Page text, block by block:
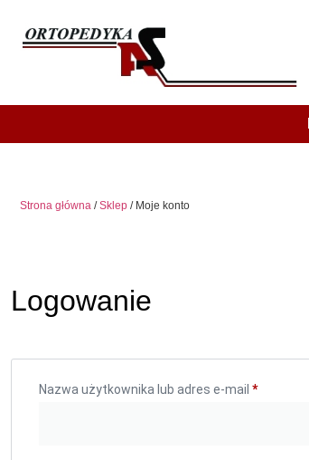
Strona główna /Sklep / Moje konto
Logowanie
Nazwa użytkownika lub adres e-mail *